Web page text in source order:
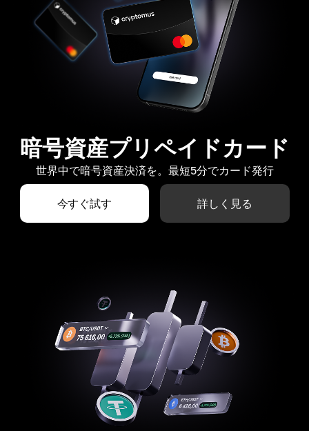
暗号資産プリペイドカード
世界中で暗号資産決済を。最短5分でカード発行
今すぐ試す 詳しく見る